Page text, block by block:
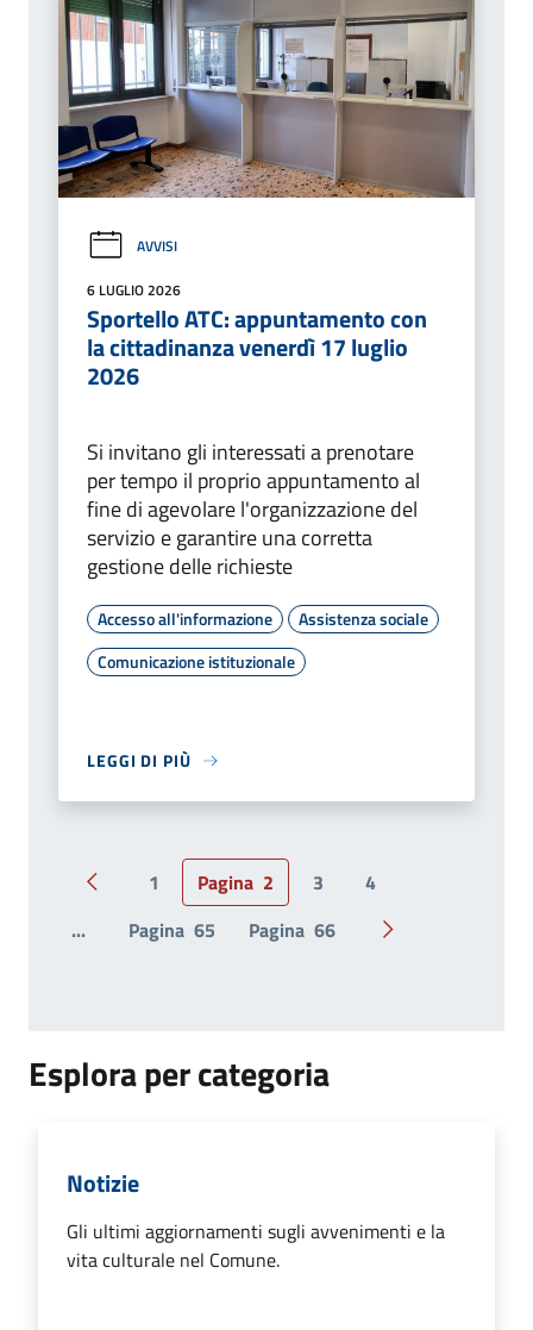
AVVISI
6 LUGLIO 2026
Sportello ATC: appuntamento con
la cittadinanza venerdì 17 luglio
2026
Si invitano gli interessati a prenotare
per tempo il proprio appuntamento al
fine di agevolare l'organizzazione del
servizio e garantire una corretta
gestione delle richieste
Accesso all'informazione
Assistenza sociale
Comunicazione istituzionale
LEGGI DI PIÙ
Pagina precedente
1 Pagina 2 3
4
...
Pagina 65 Pagina 66 Pagina
Esplora per categoria
Notizie
Gli ultimi aggiornamenti sugli avvenimenti e la
vita culturale nel Comune.